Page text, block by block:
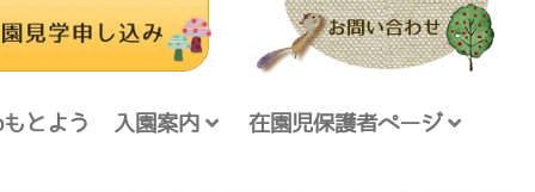
とよう 入園案内 在園児保護者ページ